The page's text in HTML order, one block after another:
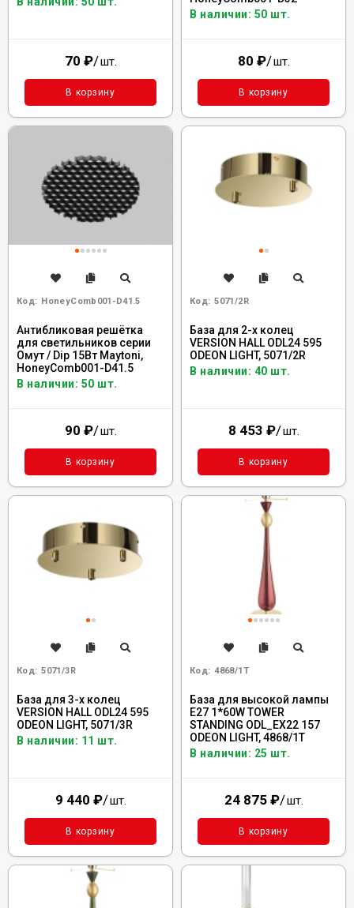
70 ₽/шт.
В корзину
В наличии: 50 шт.
80 ₽/шт.
В корзину
Код: HoneyComb001-D41.5
Антибликовая решётка
для светильников серии
Омут / Dip 15Вт Maytoni,
HoneyComb001-D41.5
В наличии: 50 шт.
90 ₽/шт.
В корзину
Код: 5071/2R
База для 2-х колец
VERSION HALL ODL24 595
ODEON LIGHT, 5071/2R
В наличии: 40 шт.
8 453 ₽/шт.
В корзину
Код: 5071/3R
База для 3-х колец
VERSION HALL ODL24 595
ODEON LIGHT, 5071/3R
В наличии: 11 шт.
9 440 ₽/шт.
В корзину
Код: 4868/1T
База для высокой лампы
E27 1*60W TOWER
STANDING ODL_EX22 157
ODEON LIGHT, 4868/1T
В наличии: 25 шт.
24 875 ₽/шт.
В корзину